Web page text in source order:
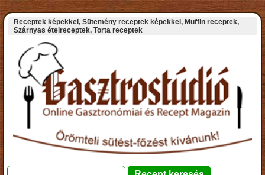
Receptek képekkel, Sütemény receptek képekkel, Muffin receptek,
Szárnyas ételreceptek, Torta receptek